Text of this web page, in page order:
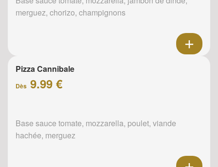
merguez, chorizo, champignons
Pizza Cannibale
Dès 9.99 €
Base sauce tomate, mozzarella, poulet, viande
hachée, merguez